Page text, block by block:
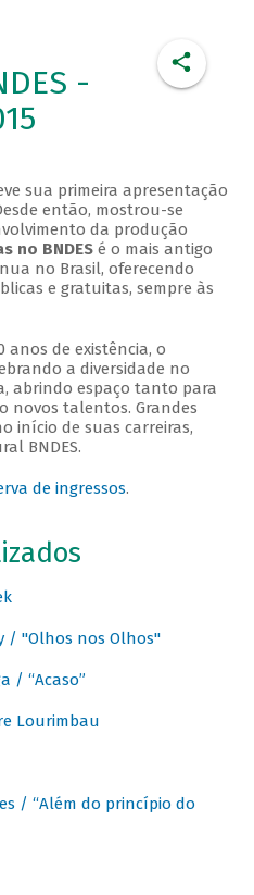
-
sua primeira apresentação
então, mostrou-se
da produção
no BNDESé o mais antigo
no Brasil, oferecendo
e gratuitas, sempre às
anos de existência, o
a diversidade no
abrindo espaço tanto para
novos talentos. Grandes
início de suas carreiras,
BNDES.
de ingressos.
/ "Olhos nos Olhos"
/ “Acaso”
Lourimbau
/ “Além do princípio do